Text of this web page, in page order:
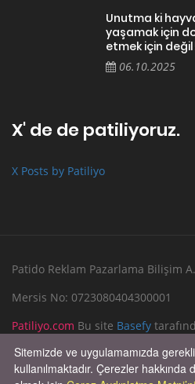
Unutma ki
yaşamak için
etmek için
06.10.2025
X' de de patiliyoruz.
X Posts by Patiliyo
Patido Reklam Pazarlama Bilişim
Mersis No: 0723080404300001
Patiliyo.com Bu site Basefy
Sitemizde ve uygulamamızda
kullanılmaktadır. Çerezler hakkında